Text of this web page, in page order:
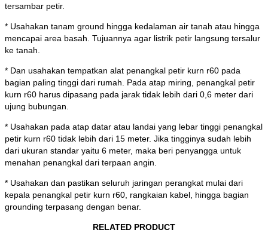
tersambar petir.
* Usahakan tanam ground hingga kedalaman air tanah atau hingga
mencapai area basah. Tujuannya agar listrik petir langsung tersalur
ke tanah.
* Dan usahakan tempatkan alat penangkal petir kurn r60 pada
bagian paling tinggi dari rumah. Pada atap miring, penangkal petir
kurn r60 harus dipasang pada jarak tidak lebih dari 0,6 meter dari
ujung bubungan.
* Usahakan pada atap datar atau landai yang lebar tinggi penangkal
petir kurn r60 tidak lebih dari 15 meter. Jika tingginya sudah lebih
dari ukuran standar yaitu 6 meter, maka beri penyangga untuk
menahan penangkal dari terpaan angin.
* Usahakan dan pastikan seluruh jaringan perangkat mulai dari
kepala penangkal petir kurn r60, rangkaian kabel, hingga bagian
grounding terpasang dengan benar.
RELATED PRODUCT